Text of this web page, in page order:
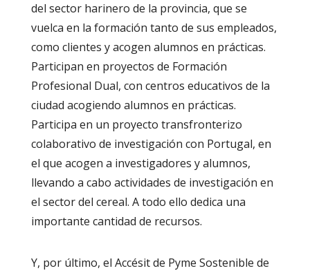
del sector harinero de la provincia, que se
vuelca en la formación tanto de sus empleados,
como clientes y acogen alumnos en prácticas.
Participan en proyectos de Formación
Profesional Dual, con centros educativos de la
ciudad acogiendo alumnos en prácticas.
Participa en un proyecto transfronterizo
colaborativo de investigación con Portugal, en
el que acogen a investigadores y alumnos,
llevando a cabo actividades de investigación en
el sector del cereal. A todo ello dedica una
importante cantidad de recursos.
Y, por último, el Accésit de Pyme Sostenible de